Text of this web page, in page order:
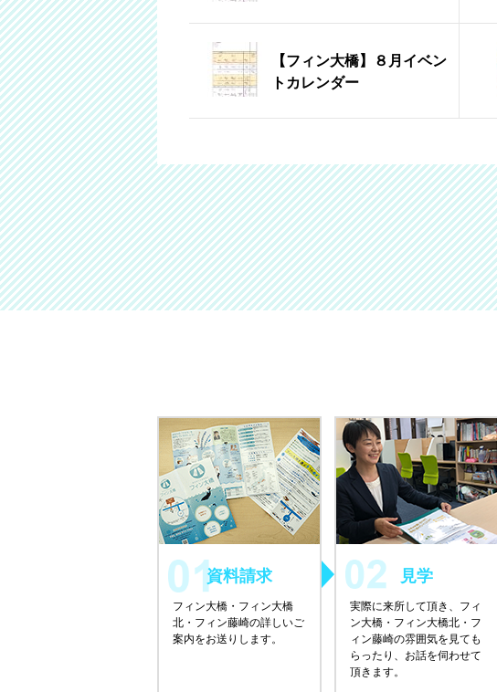
【フィン大橋】８月イベン
トカレンダー
資料請求
フィン大橋・フィン大橋
北・フィン藤崎の詳しいご
案内をお送りします。
見学
実際に来所して頂き、フィ
ン大橋・フィン大橋北・フ
ィン藤崎の雰囲気を見ても
らったり、お話を伺わせて
頂きます。